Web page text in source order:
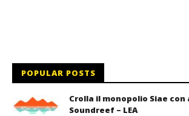
POPULAR POSTS
Crolla il monopolio Siae con
Soundreef – LEA